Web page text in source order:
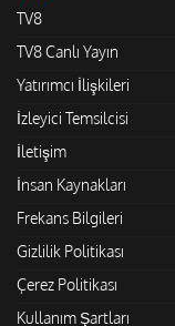
TV8
TV8 Canlı Yayın
Yatırımcı İlişkileri
İzleyici Temsilcisi
İletişim
İnsan Kaynakları
Frekans Bilgileri
Gizlilik Politikası
Çerez Politikası
Kullanım Şartları